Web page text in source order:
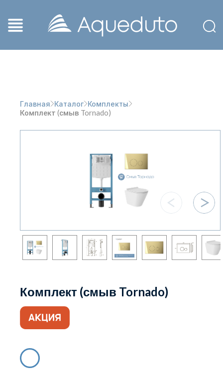
Главная Каталог Комплекты
Комплект (смыв Tornado)
Комплект (смыв Tornado)